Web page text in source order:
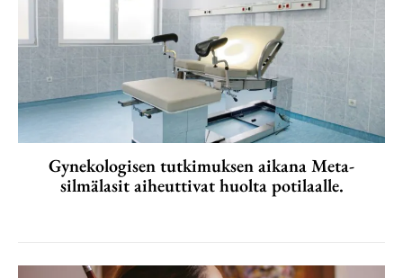
Gynekologisen tutkimuksen aikana Meta-
silmälasit aiheuttivat huolta potilaalle.